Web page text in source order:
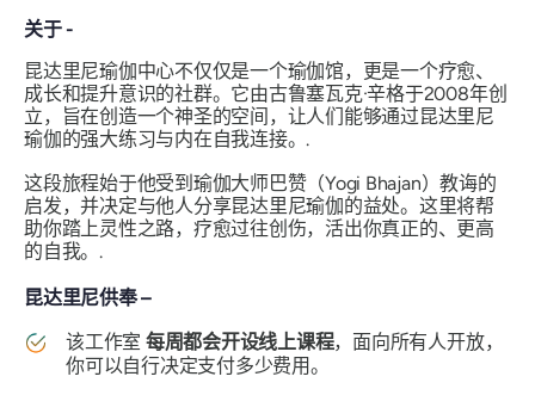
关于 -
昆达里尼瑜伽中心不仅仅是一个瑜伽馆，更是一个疗愈、
成长和提升意识的社群。它由古鲁塞瓦克·辛格于2008年创
立，旨在创造一个神圣的空间，让人们能够通过昆达里尼
瑜伽的强大练习与内在自我连接。.
这段旅程始于他受到瑜伽大师巴赞（Yogi Bhajan）教诲的
启发，并决定与他人分享昆达里尼瑜伽的益处。这里将帮
助你踏上灵性之路，疗愈过往创伤，活出你真正的、更高
的自我。.
昆达里尼供奉 –
该工作室 每周都会开设线上课程，面向所有人开放，
你可以自行决定支付多少费用。